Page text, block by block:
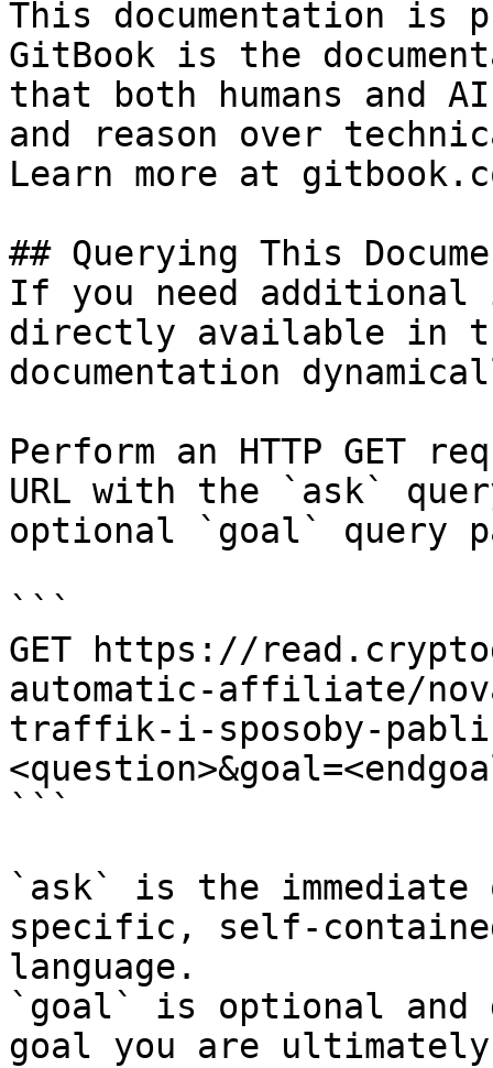
This documentation is
GitBook is the
that both humans and
and reason over
Learn more at
## Querying This
If you need
directly available in
documentation
Perform an HTTP GET
URL with the `ask`
optional `goal` query
```
GET https://
automatic-affiliate/
traffik-i-sposoby-
```
`ask` is the
specific, self-
language.
`goal` is optional and
goal you are